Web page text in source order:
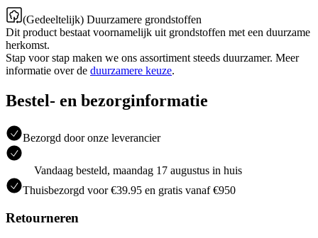
(Gedeeltelijk) Duurzamere grondstoffen
Dit product bestaat voornamelijk uit grondstoffen met een duurzame
herkomst.
Stap voor stap maken we ons assortiment steeds duurzamer. Meer
informatie over de duurzamere keuze.
Bestel- en bezorginformatie
Bezorgd door onze leverancier
Vandaag besteld, maandag 17 augustus in huis
Thuisbezorgd voor €39.95 en gratis vanaf €950
Retourneren